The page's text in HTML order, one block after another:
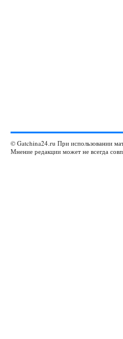
© Gatchina24.ru При использовании
Мнение редакции может не всегда